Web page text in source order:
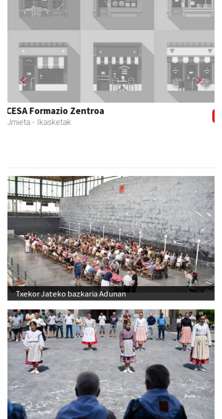
Urnietako Udala
Urnieta - Udaletxeak
Previous Next
Txekor Jateko bazkaria Adunan
Adinekoei omenaldia Adunako plazan